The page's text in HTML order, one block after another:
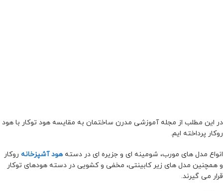
در این مطلب از مجله آموزشی مدرن ساختمان به مقایسه هود توکار با هود
روکار پرداخته ایم.
انواع مدل های مورب، شومینه ای و جزیره ای در دستههود آشپزخانه روکار
و همچنین مدل های زیر کابینتی، مخفی و کشویی در دسته هودهای توکار
قرار می گیرند.